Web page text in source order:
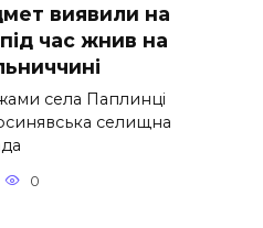
виявили на
час жнив на
села Паплинці
селищна
0